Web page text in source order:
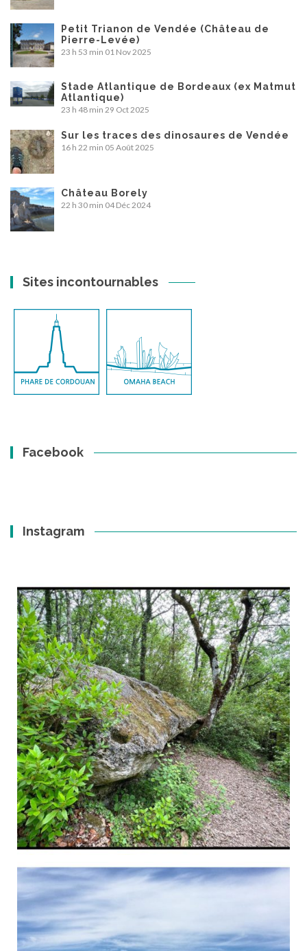
Petit Trianon de Vendée (Château de
Pierre-Levée)
23 h 53 min 01 Nov 2025
Stade Atlantique de Bordeaux (ex Matmut
Atlantique)
23 h 48 min 29 Oct 2025
Sur les traces des dinosaures de Vendée
16 h 22 min 05 Août 2025
Château Borely
22 h 30 min 04 Déc 2024
Sites incontournables
Facebook
Instagram